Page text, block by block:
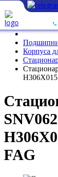
Корпуса
FAG